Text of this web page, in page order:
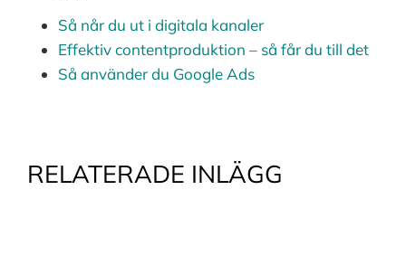
Så når du ut i digitala kanaler
Effektiv contentproduktion – så får du till det
Så använder du Google Ads
RELATERADE INLÄGG